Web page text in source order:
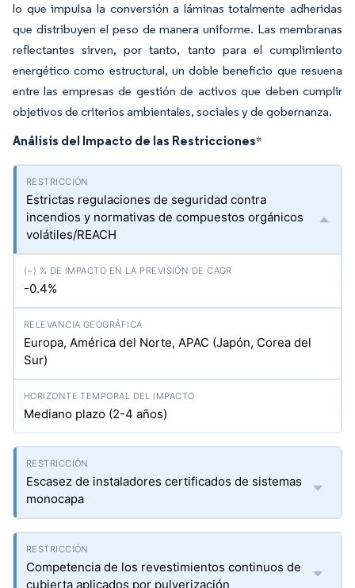
lo que impulsa la conversión a láminas totalmente adheridas
que distribuyen el peso de manera uniforme. Las membranas
reflectantes sirven, por tanto, tanto para el cumplimiento
energético como estructural, un doble beneficio que resuena
entre las empresas de gestión de activos que deben cumplir
objetivos de criterios ambientales, sociales y de gobernanza.
Análisis del Impacto de las Restricciones*
Estrictas regulaciones de seguridad contra
incendios y normativas de compuestos orgánicos
volátiles/REACH
-0.4%
Europa, América del Norte, APAC (Japón, Corea del
Sur)
Mediano plazo (2-4 años)
Escasez de instaladores certificados de sistemas
monocapa
Competencia de los revestimientos continuos de
cubierta aplicados por pulverización